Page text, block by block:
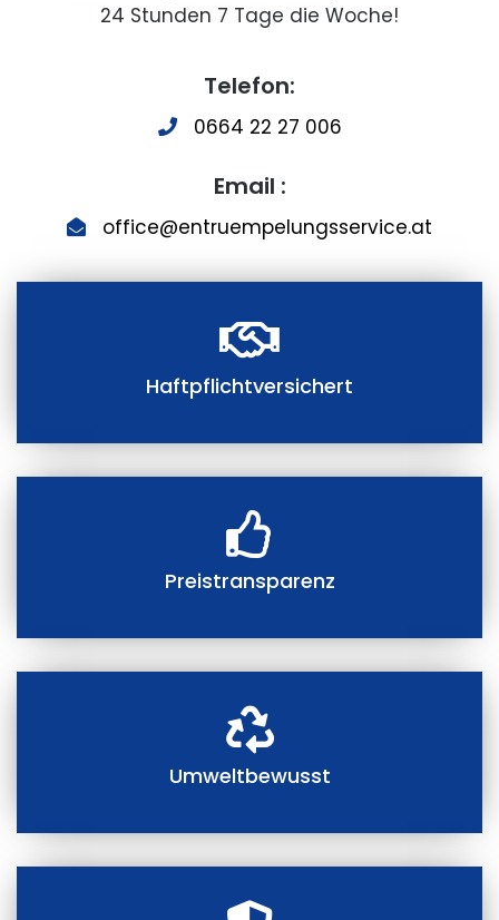
24 Stunden 7 Tage die Woche!
Telefon:
0664 22 27 006
Email :
office@entruempelungsservice.at
Haftpflichtversichert
Preistransparenz
Umweltbewusst